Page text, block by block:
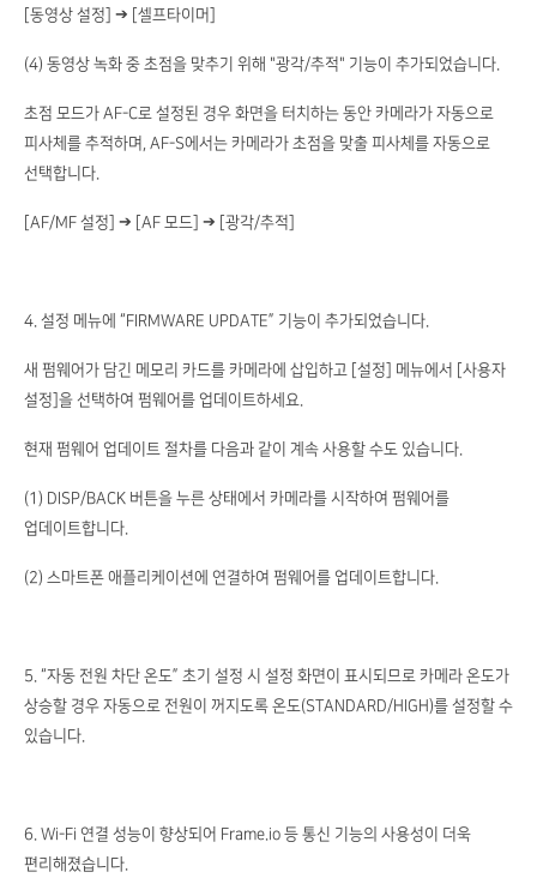
[동영상 설정] ➔ [셀프타이머]
(4) 동영상 녹화 중 초점을 맞추기 위해 "광각/추적" 기능이 추가되었습니다.
초점 모드가 AF-C로 설정된 경우 화면을 터치하는 동안 카메라가 자동으로
피사체를 추적하며, AF-S에서는 카메라가 초점을 맞출 피사체를 자동으로
선택합니다.
[AF/MF 설정] ➔ [AF 모드] ➔ [광각/추적]
4. 설정 메뉴에 “FIRMWARE UPDATE” 기능이 추가되었습니다.
새 펌웨어가 담긴 메모리 카드를 카메라에 삽입하고 [설정] 메뉴에서 [사용자
설정]을 선택하여 펌웨어를 업데이트하세요.
현재 펌웨어 업데이트 절차를 다음과 같이 계속 사용할 수도 있습니다.
(1) DISP/BACK 버튼을 누른 상태에서 카메라를 시작하여 펌웨어를
업데이트합니다.
(2) 스마트폰 애플리케이션에 연결하여 펌웨어를 업데이트합니다.
5. “자동 전원 차단 온도” 초기 설정 시 설정 화면이 표시되므로 카메라 온도가
상승할 경우 자동으로 전원이 꺼지도록 온도(STANDARD/HIGH)를 설정할 수
있습니다.
6. Wi-Fi 연결 성능이 향상되어 Frame.io 등 통신 기능의 사용성이 더욱
편리해졌습니다.